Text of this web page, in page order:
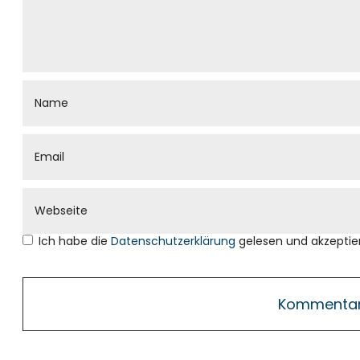
Ich habe die Datenschutzerklärung gelesen und